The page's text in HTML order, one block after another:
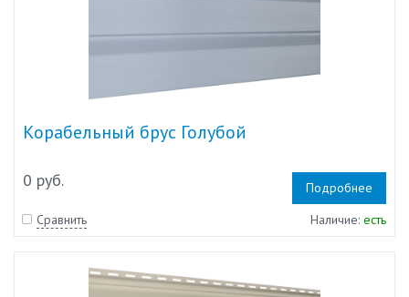
Корабельный брус Голубой
0 руб.
Подробнее
Сравнить
Наличие: есть